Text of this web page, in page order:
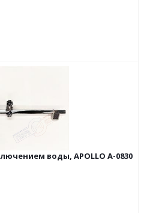
воды, APOLLO А-0830